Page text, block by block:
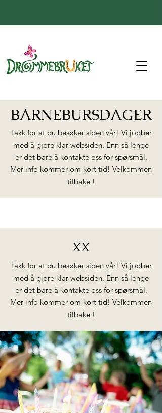
BARNEBURSDAGER
Takk for at du besøker siden vår! Vi jobber
med å gjøre klar websiden. Enn så lenge
er det bare å kontakte oss for spørsmål.
Mer info kommer om kort tid! Velkommen
tilbake !
XX
Takk for at du besøker siden vår! Vi jobber
med å gjøre klar websiden. Enn så lenge
er det bare å kontakte oss for spørsmål.
Mer info kommer om kort tid! Velkommen
tilbake !